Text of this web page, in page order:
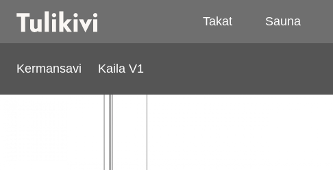
Takat Sauna
Kermansavi Kaila V1